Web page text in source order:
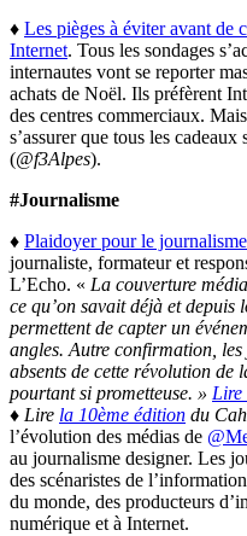
♦ Les pièges à éviter avant de
Internet. Tous les sondages
internautes vont se reporter
achats de Noël. Ils préfèrent
des centres commerciaux.
s’assurer que tous les
(@f3Alpes).
#Journalisme
♦ Plaidoyer pour le
journaliste, formateur et
L’Echo. « La couverture
ce qu’on savait déjà et depuis
permettent de capter un
angles. Autre confirmation,
absents de cette révolution de
pourtant si prometteuse. » Lire
♦ Lire la 10ème édition du
l’évolution des médias de
au journalisme designer. Les
des scénaristes de
du monde, des producteurs
numérique et à Internet.